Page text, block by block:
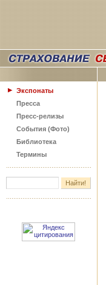
Экспонаты
Пресса
Пресс-релизы
События (Фото)
Библиотека
Термины